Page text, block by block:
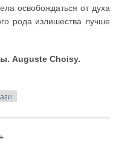
освобождаться от духа
рода излишества лучше
Auguste Choisy.